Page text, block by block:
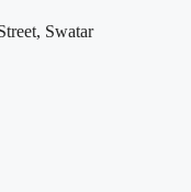
Swatar